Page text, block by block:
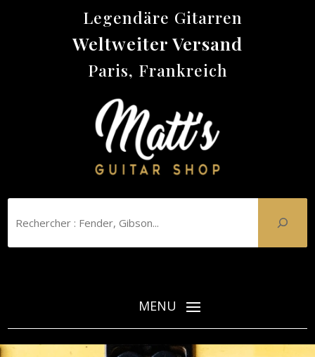
Legendäre Gitarren
Weltweiter Versand
Paris, Frankreich